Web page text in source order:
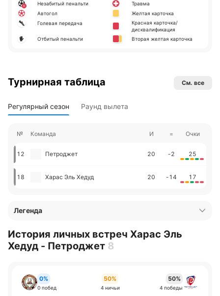
Незабитый пенальти
Автогол
Голевая передача
Отбитый пенальти
Травма
Желтая карточка
Красная карточка/
дисквалификация
Вторая желтая карточка
Турнирная таблица См. все
Регулярный сезон Раунд вылета
№ Команда И = Очки
12 Петроджет 20 -2 25
18 Харас Эль Хедуд 20 -14 17
Легенда
История личных встреч Харас Эль
Хедуд - Петроджет 8
0%
0 побед
50%
4 ничьи
50%
4 победы